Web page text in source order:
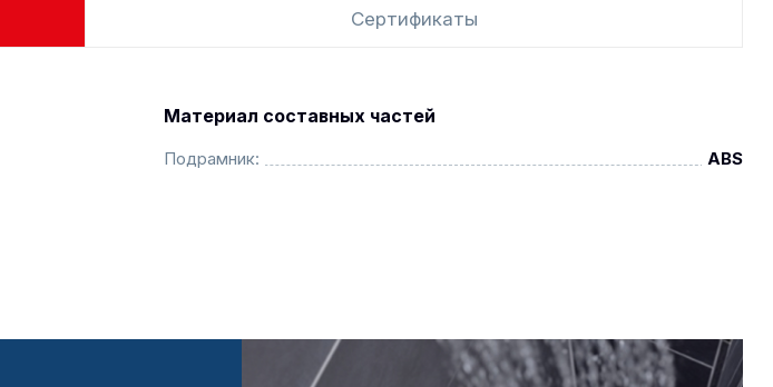
Сертификаты
Материал составных частей
Подрамник: ABS